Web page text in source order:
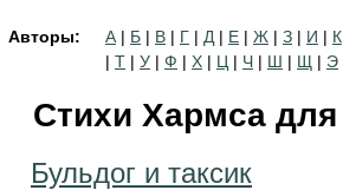
Авторы: А | Б | В | Г | Д | Е | Ж | З | И | К
| Т | У | Ф | Х | Ц | Ч | Ш | Щ | Э
Стихи Хармса для
Бульдог и таксик